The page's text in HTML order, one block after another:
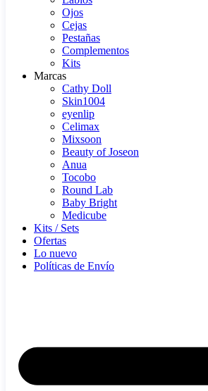
Ojos
Cejas
Pestañas
Complementos
Kits
Marcas
Cathy Doll
Skin1004
eyenlip
Celimax
Mixsoon
Beauty of Joseon
Anua
Tocobo
Round Lab
Baby Bright
Medicube
Kits / Sets
Ofertas
Lo nuevo
Políticas de Envío